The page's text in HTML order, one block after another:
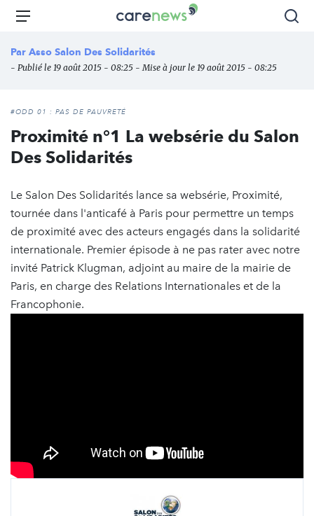
Aller
principal
Carenews,
média
des
l'engagement
Menu
Par Asso Salon Des Solidarités
- Publié le 19 août 2015 - 08:25 - Mise à jour le 19 août 2015 - 08:25
#ODD 01 : PAS DE PAUVRETÉ
Proximité n°1 La websérie du Salon
Des Solidarités
Le Salon Des Solidarités lance sa websérie, Proximité,
tournée dans l'anticafé à Paris pour permettre un temps
de proximité avec des acteurs engagés dans la solidarité
internationale. Premier épisode à ne pas rater avec notre
invité Patrick Klugman, adjoint au maire de la mairie de
Paris, en charge des Relations Internationales et de la
Francophonie.